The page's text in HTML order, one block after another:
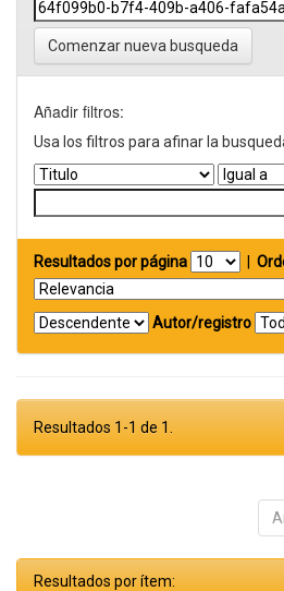
Comenzar nueva busqueda
Añadir filtros:
Usa los filtros para afinar la
Resultados por página
Autor/registro
Resultados 1-1 de 1.
Resultados por ítem: